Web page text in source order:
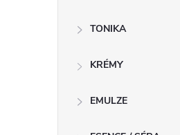
TONIKA
KRÉMY
EMULZE